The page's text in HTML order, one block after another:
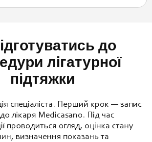
до
лігатурної
підтяжки
спеціаліста. Перший крок — запис
лікаря Medicasano. Під час
проводиться огляд, оцінка стану
визначення показань та